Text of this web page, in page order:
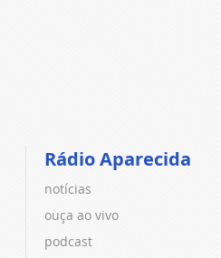
Rádio Aparecida
notícias
ouça ao vivo
podcast